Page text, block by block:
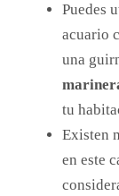
Puedes
acuario
una
tu
Existen
en este